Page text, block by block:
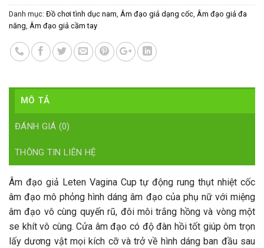
Danh mục: Đồ chơi tình dục nam Âm đạo giả dạng cốc Âm đạo giả đa
năng Âm đạo giả cầm tay
MÔ TẢ
ĐÁNH GIÁ (0)
THÔNG TIN LIÊN HỆ
Âm đạo giả Leten Vagina Cup tự động rung thụt nhiệt cốc
âm đạo mô phỏng hình dáng âm đạo của phụ nữ với miệng
âm đạo vô cùng quyến rũ, đôi môi trắng hồng và vòng một
se khít vô cùng. Cửa âm đạo có độ đàn hồi tốt giúp ôm trọn
lấy dương vật mọi kích cỡ và trở về hình dáng ban đầu sau